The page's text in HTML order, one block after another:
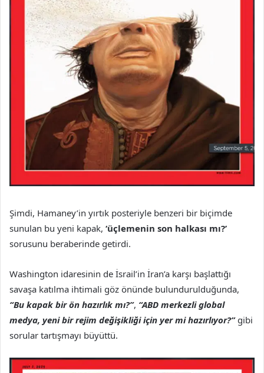
Şimdi, Hamaney’in yırtık posteriyle benzeri bir biçimde
sunulan bu yeni kapak, ‘üçlemenin son halkası mı?’
sorusunu beraberinde getirdi.
Washington idaresinin de İsrail’in İran’a karşı başlattığı
savaşa katılma ihtimali göz önünde bulundurulduğunda,
“Bu kapak bir ön hazırlık mı?”, “ABD merkezli global
medya, yeni bir rejim değişikliği için yer mi hazırlıyor?”gibi
sorular tartışmayı büyüttü.